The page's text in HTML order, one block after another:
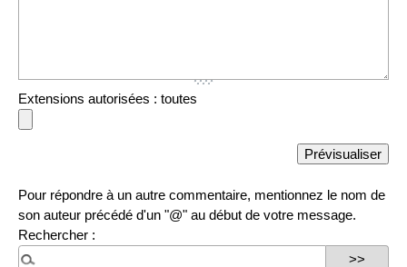
Extensions autorisées : toutes
Pour répondre à un autre commentaire, mentionnez le nom de
son auteur précédé d'un "@" au début de votre message.
Rechercher :